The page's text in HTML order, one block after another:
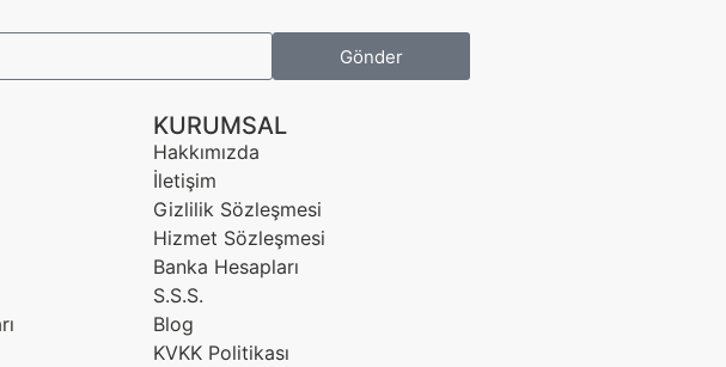
Gönder
KURUMSAL
Hakkımızda
İletişim
Gizlilik Sözleşmesi
Hizmet Sözleşmesi
Banka Hesapları
S.S.S.
Blog
KVKK Politikası